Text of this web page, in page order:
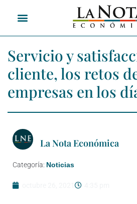
Servicio y
cliente, los retos
empresas en los
La Nota Económica
Categoría: Noticias